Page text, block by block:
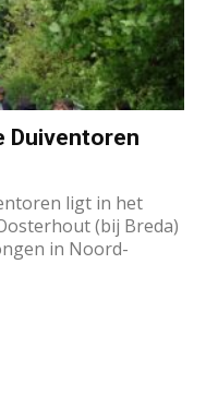
Duiventoren
ligt in het
(bij Breda)
in Noord-